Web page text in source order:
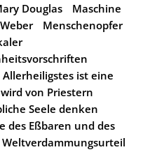
Douglas
Maschine
Menschenopfer
Allerheiligstes ist eine
von Priestern
Seele denken
des Eßbaren und des
Weltverdammungsurteil